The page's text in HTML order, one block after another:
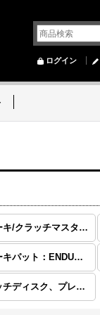
ログイン
ブレーキ/クラッチマスターシリンダー
ブレーキパット：ENDURO/MOTOCROSS
クラッチディスク、プレート